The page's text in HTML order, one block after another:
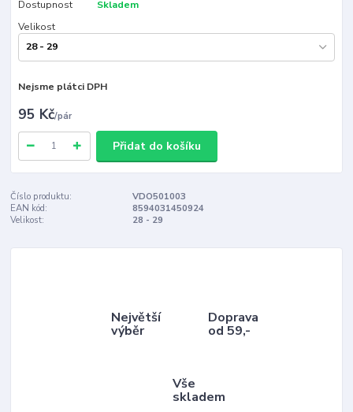
Dostupnost
Skladem
Velikost
Nejsme plátci DPH
95 Kč/pár
Přidat do košíku
Číslo produktu:
VDO501003
EAN kód:
8594031450924
Velikost:
28 - 29
Největší
výběr
Doprava
od 59,-
Vše
skladem